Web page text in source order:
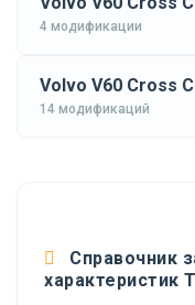
4 модификации
Volvo V60 Cross
14 модификаций
Справочник
характеристик